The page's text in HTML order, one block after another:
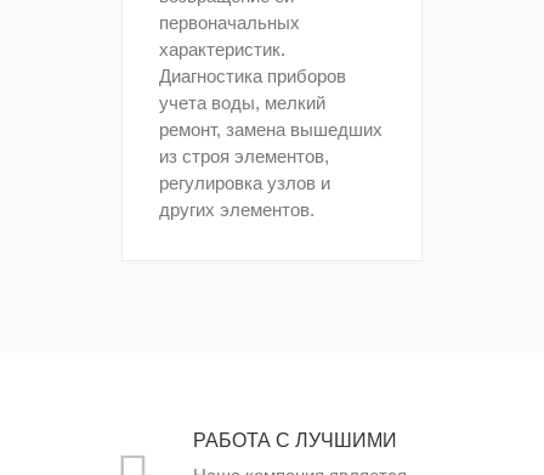
первоначальных
характеристик.
Диагностика приборов
учета воды, мелкий
ремонт, замена вышедших
из строя элементов,
регулировка узлов и
других элементов.
РАБОТА С ЛУЧШИМИ